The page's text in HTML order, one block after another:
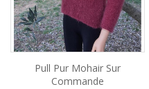
Pull Pur Mohair Sur
Commande